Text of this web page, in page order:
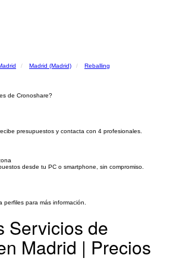
Madrid (Madrid)
Reballing
de Cronoshare?
presupuestos y contacta con 4 profesionales.
desde tu PC o smartphone, sin compromiso.
para más información.
Servicios de
Madrid | Precios